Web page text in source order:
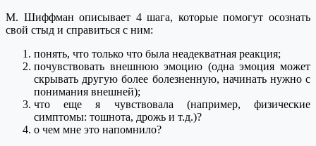
М. Шиффман описывает 4 шага, которые помогут осознать
свой стыд и справиться с ним:
понять, что только что была неадекватная реакция;
почувствовать внешнюю эмоцию (одна эмоция может
скрывать другую более болезненную, начинать нужно с
понимания внешней);
что еще я чувствовала (например, физические
симптомы: тошнота, дрожь и т.д.)?
о чем мне это напомнило?